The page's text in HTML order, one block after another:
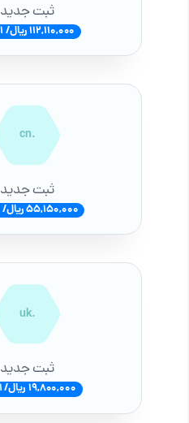
ثبت جدید
112,110,000 ریال/ 1 سال
.cn
ثبت جدید
55,150,000 ریال/ 1 سال
.uk
ثبت جدید
19,800,000 ریال/ 1 سال